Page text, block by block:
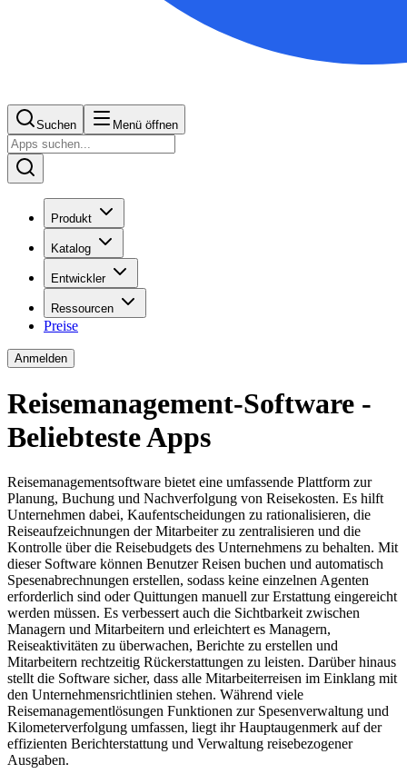
Suchen Menü öffnen
Produkt
Katalog
Entwickler
Ressourcen
Preise
Anmelden
Reisemanagement-Software -
Beliebteste Apps
Reisemanagementsoftware bietet eine umfassende Plattform zur
Planung, Buchung und Nachverfolgung von Reisekosten. Es hilft
Unternehmen dabei, Kaufentscheidungen zu rationalisieren, die
Reiseaufzeichnungen der Mitarbeiter zu zentralisieren und die
Kontrolle über die Reisebudgets des Unternehmens zu behalten. Mit
dieser Software können Benutzer Reisen buchen und automatisch
Spesenabrechnungen erstellen, sodass keine einzelnen Agenten
erforderlich sind oder Quittungen manuell zur Erstattung eingereicht
werden müssen. Es verbessert auch die Sichtbarkeit zwischen
Managern und Mitarbeitern und erleichtert es Managern,
Reiseaktivitäten zu überwachen, Berichte zu erstellen und
Mitarbeitern rechtzeitig Rückerstattungen zu leisten. Darüber hinaus
stellt die Software sicher, dass alle Mitarbeiterreisen im Einklang mit
den Unternehmensrichtlinien stehen. Während viele
Reisemanagementlösungen Funktionen zur Spesenverwaltung und
Kilometerverfolgung umfassen, liegt ihr Hauptaugenmerk auf der
effizienten Berichterstattung und Verwaltung reisebezogener
Ausgaben.